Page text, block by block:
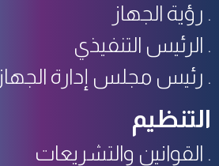
رؤية الجهاز
الرئيس التنفيذي
رئيس مجلس إدارة الجهاز
التنظيم
القوانين والتشريعات